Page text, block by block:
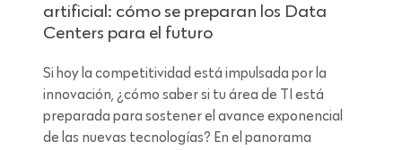
artificial: cómo se preparan los Data
Centers para el futuro
Si hoy la competitividad está impulsada por la
innovación, ¿cómo saber si tu área de TI está
preparada para sostener el avance exponencial
de las nuevas tecnologías? En el panorama